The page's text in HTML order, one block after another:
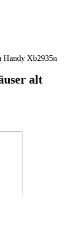
Handy Xb2935n
alt